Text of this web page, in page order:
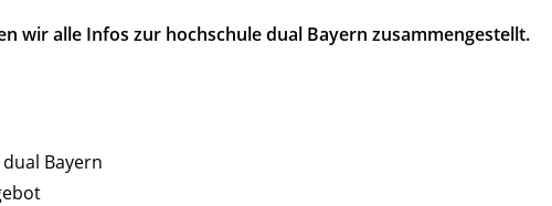
wir alle Infos zur hochschule dual Bayern zusammengestellt.
Bayern